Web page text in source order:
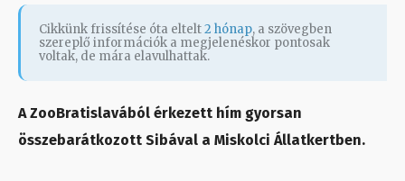
Cikkünk frissítése óta eltelt2 hónap, a szövegben
szereplő információk a megjelenéskor pontosak
voltak, de mára elavulhattak.
A ZooBratislavából érkezett hím gyorsan
összebarátkozott Sibával a Miskolci Állatkertben.